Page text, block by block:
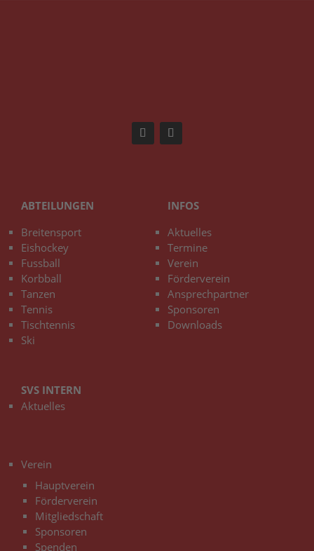
ABTEILUNGEN
Breitensport
Eishockey
Fussball
Korbball
Tanzen
Tennis
Tischtennis
Ski
SVS INTERN
Aktuelles
Verein
Hauptverein
Förderverein
Mitgliedschaft
Sponsoren
Spenden
INFOS
Aktuelles
Termine
Verein
Förderverein
Ansprechpartner
Sponsoren
Downloads